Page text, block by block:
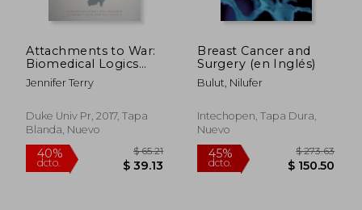
45% 45%
Attachments to War:
Biomedical Logics
and Violence in
Twenty-First-Century
New Directions in
Women's Studies) (en
Jennifer Terry
Duke Univ Pr, 2017, Tapa
Blanda, Nuevo
Breast Cancer and
Surgery (en Inglés)
Bulut, Nilufer
Intechopen, Tapa Dura,
Nuevo